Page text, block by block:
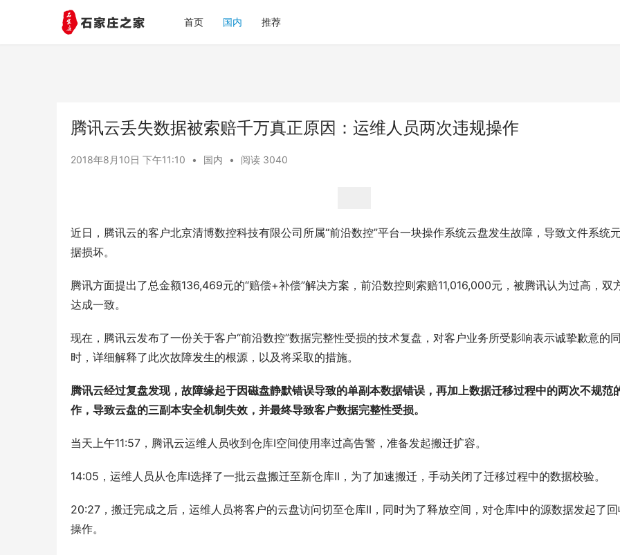
首页 国内 推荐
腾讯云丢失数据被索赔千万真正原因：运维人员两次违规操作
2018年8月10日 下午11:10 • 国内 • 阅读 3040
近日，腾讯云的客户北京清博数控科技有限公司所属“前沿数控”平台一块操作系统云盘发生故障，导致文件系统
据损坏。
腾讯方面提出了总金额136,469元的“赔偿+补偿”解决方案，前沿数控则索赔11,016,000元，被腾讯认为过高，双
达成一致。
现在，腾讯云发布了一份关于客户“前沿数控”数据完整性受损的技术复盘，对客户业务所受影响表示诚挚歉意的同
时，详细解释了此次故障发生的根源，以及将采取的措施。
腾讯云经过复盘发现，故障缘起于因磁盘静默错误导致的单副本数据错误，再加上数据迁移过程中的两次不规范
作，导致云盘的三副本安全机制失效，并最终导致客户数据完整性受损。
当天上午11:57，腾讯云运维人员收到仓库I空间使用率过高告警，准备发起搬迁扩容。
14:05，运维人员从仓库I选择了一批云盘搬迁至新仓库II，为了加速搬迁，手动关闭了迁移过程中的数据校验。
20:27，搬迁完成之后，运维人员将客户的云盘访问切至仓库II，同时为了释放空间，对仓库I中的源数据发起了回
操作。